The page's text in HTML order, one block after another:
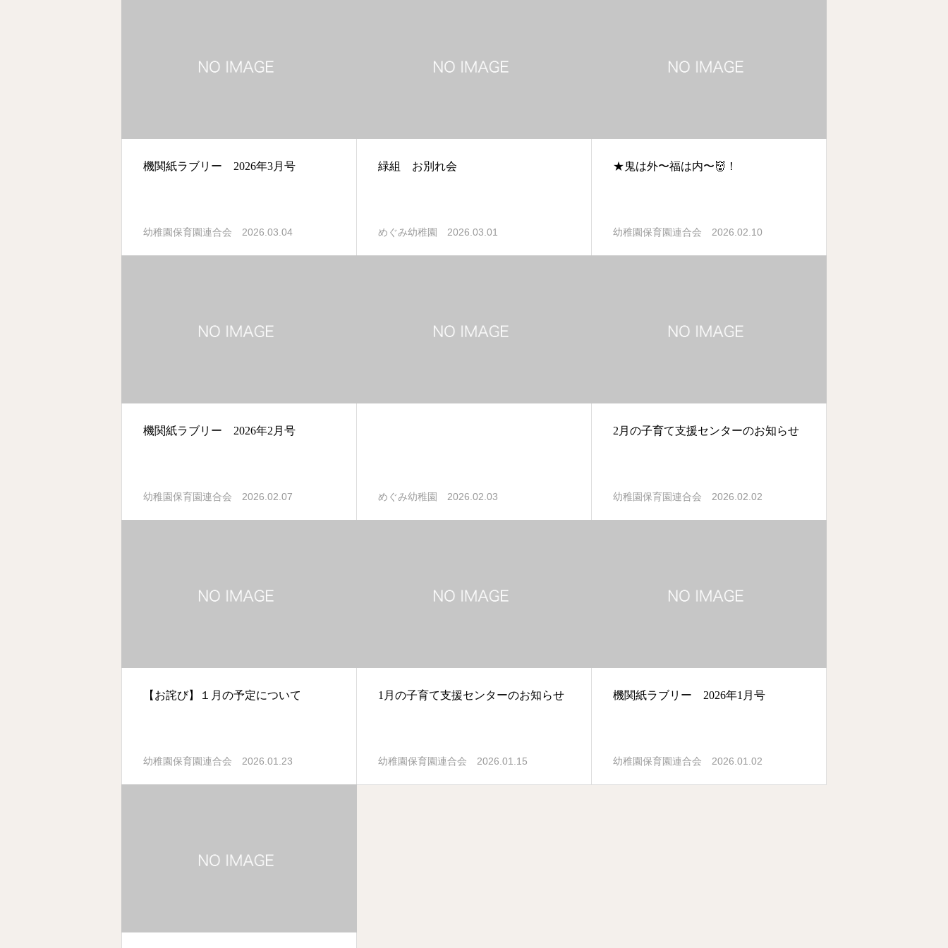
機関紙ラブリー 2026年3月号
幼稚園保育園連合会 2026.03.04
緑組 お別れ会
めぐみ幼稚園 2026.03.01
★鬼は外〜福は内〜👹！
幼稚園保育園連合会 2026.02.10
機関紙ラブリー 2026年2月号
幼稚園保育園連合会 2026.02.07 めぐみ幼稚園 2026.02.03
2月の子育て支援センターのお知らせ
幼稚園保育園連合会 2026.02.02
【お詫び】１月の予定について
幼稚園保育園連合会 2026.01.23
1月の子育て支援センターのお知らせ
幼稚園保育園連合会 2026.01.15
機関紙ラブリー 2026年1月号
幼稚園保育園連合会 2026.01.02